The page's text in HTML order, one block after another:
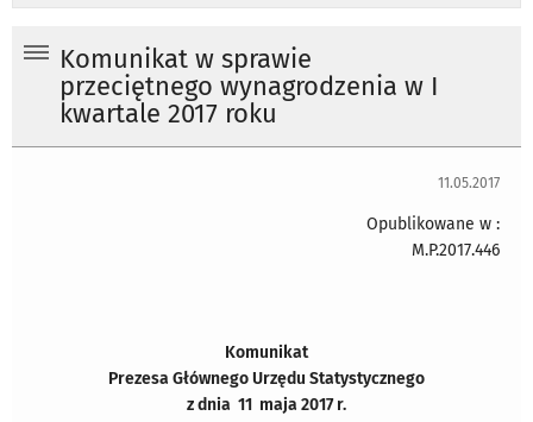
Komunikat w sprawie
przeciętnego wynagrodzenia w I
kwartale 2017 roku
11.05.2017
Opublikowane w :
M.P.2017.446
Komunikat
Prezesa Głównego Urzędu Statystycznego
z dnia 11 maja 2017 r.